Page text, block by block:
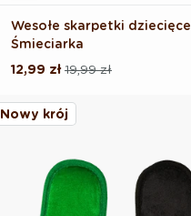
Wesołe skarpetki dziecięce
Śmieciarka
Cena
19,99 zł
Cena
12,99 zł
Nowy krój